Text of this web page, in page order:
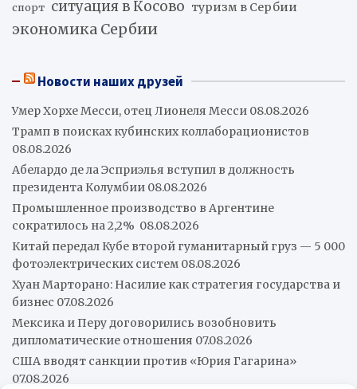
спорт ситуация в Косово туризм в Сербии
экономика Сербии
Новости наших друзей
Умер Хорхе Месси, отец Лионеля Месси 08.08.2026
Трамп в поисках кубинских коллаборационистов
08.08.2026
Абелардо де ла Эсприэлья вступил в должность
президента Колумбии 08.08.2026
Промышленное производство в Аргентине
сократилось на 2,2% 08.08.2026
Китай передал Кубе второй гуманитарный груз — 5 000
фотоэлектрических систем 08.08.2026
Хуан Марторано: Насилие как стратегия государства и
бизнес 07.08.2026
Мексика и Перу договорились возобновить
дипломатические отношения 07.08.2026
США вводят санкции против «Юрия Гагарина»
07.08.2026